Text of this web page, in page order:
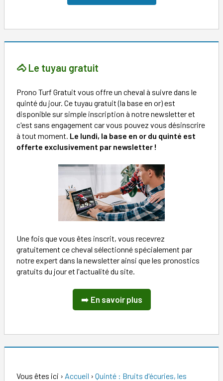
🐴 Le tuyau gratuit
Prono Turf Gratuit vous offre un cheval à suivre dans le
quinté du jour. Ce tuyau gratuit (la base en or) est
disponible sur simple inscription à notre newsletter et
c'est sans engagement car vous pouvez vous désinscrire
à tout moment. Le lundi, la base en or du quinté est
offerte exclusivement par newsletter !
Une fois que vous êtes inscrit, vous recevrez
gratuitement ce cheval sélectionné spécialement par
notre expert dans la newsletter ainsi que les pronostics
gratuits du jour et l'actualité du site.
➡️ En savoir plus
Vous êtes ici › Accueil › Quinté : Bruits d'écuries, les